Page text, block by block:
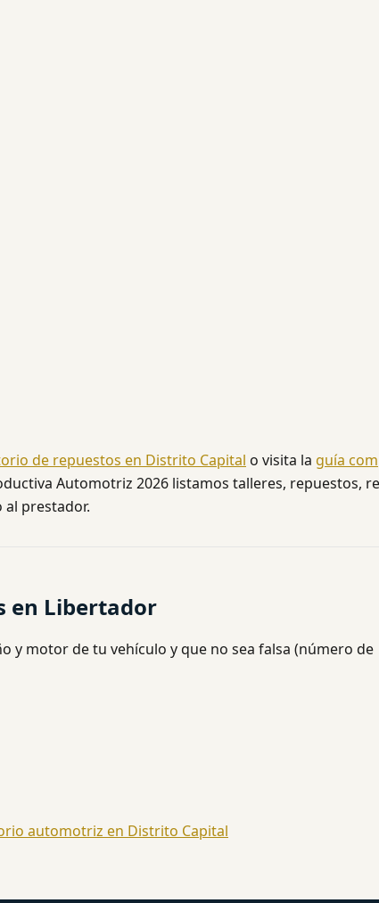
de repuestos en Distrito Capital o visita la guía
Automotriz 2026 listamos talleres, repuestos,
prestador.
en Libertador
y motor de tu vehículo y que no sea falsa (número de
automotriz en Distrito Capital